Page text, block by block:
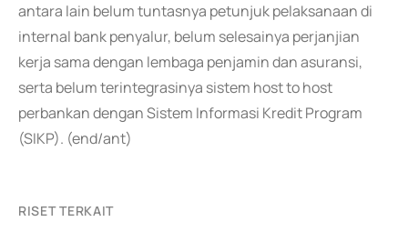
antara lain belum tuntasnya petunjuk pelaksanaan di
internal bank penyalur, belum selesainya perjanjian
kerja sama dengan lembaga penjamin dan asuransi,
serta belum terintegrasinya sistem host to host
perbankan dengan Sistem Informasi Kredit Program
(SIKP). (end/ant)
RISET TERKAIT